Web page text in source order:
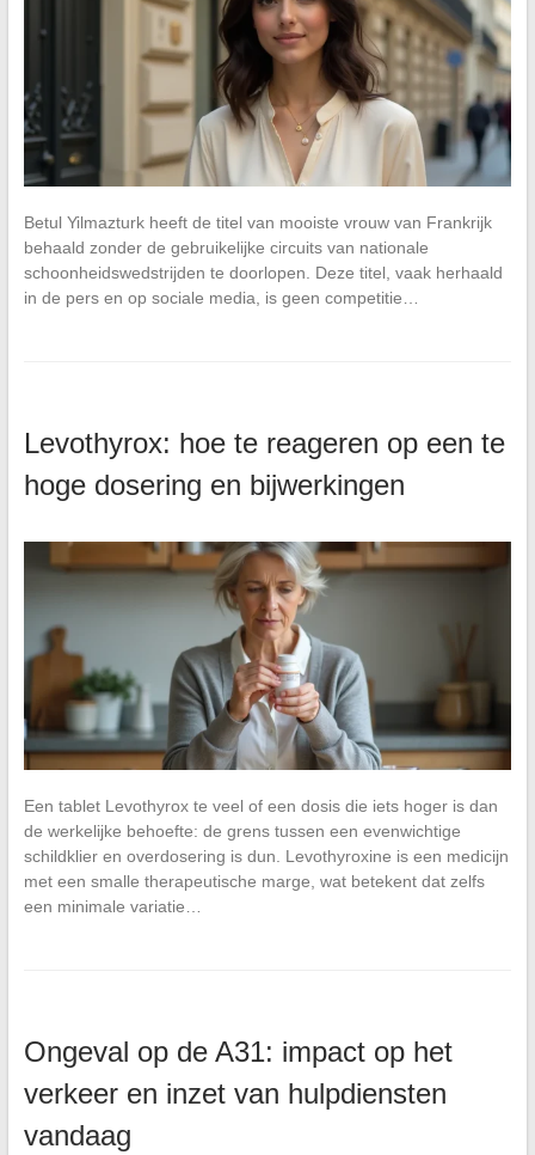
Betul Yilmazturk heeft de titel van mooiste vrouw van Frankrijk
behaald zonder de gebruikelijke circuits van nationale
schoonheidswedstrijden te doorlopen. Deze titel, vaak herhaald
in de pers en op sociale media, is geen competitie…
Levothyrox: hoe te reageren op een te
hoge dosering en bijwerkingen
Een tablet Levothyrox te veel of een dosis die iets hoger is dan
de werkelijke behoefte: de grens tussen een evenwichtige
schildklier en overdosering is dun. Levothyroxine is een medicijn
met een smalle therapeutische marge, wat betekent dat zelfs
een minimale variatie…
Ongeval op de A31: impact op het
verkeer en inzet van hulpdiensten
vandaag